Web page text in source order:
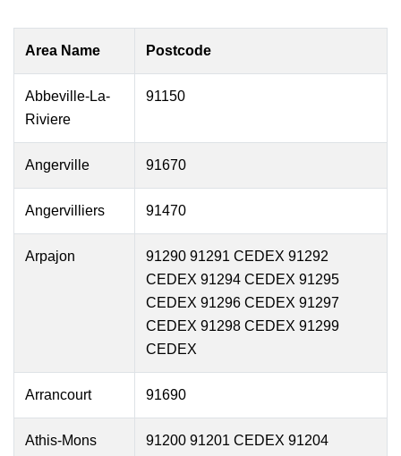
Area Name Postcode
Abbeville-La-
Riviere
91150
Angerville 91670
Angervilliers 91470
Arpajon
91290 91291 CEDEX 91292
CEDEX 91294 CEDEX 91295
CEDEX 91296 CEDEX 91297
CEDEX 91298 CEDEX 91299
CEDEX
Arrancourt 91690
Athis-Mons
91200 91201 CEDEX 91204